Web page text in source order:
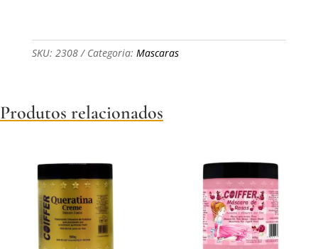
SKU: 2308 Categoria: Mascaras
Produtos relacionados